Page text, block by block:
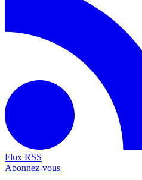
Flux RSS
Abonnez-vous